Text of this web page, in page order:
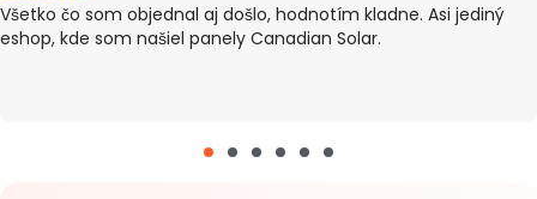
Asi jediný
tovar došiel v poriadku, Dodanie trvalo 4 dni
(eshop ma informoval o meškaní). Inak